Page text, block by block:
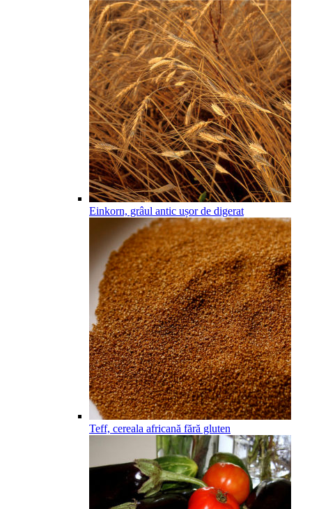
Einkorn, grâul antic ușor de digerat
Teff, cereala africană fără gluten